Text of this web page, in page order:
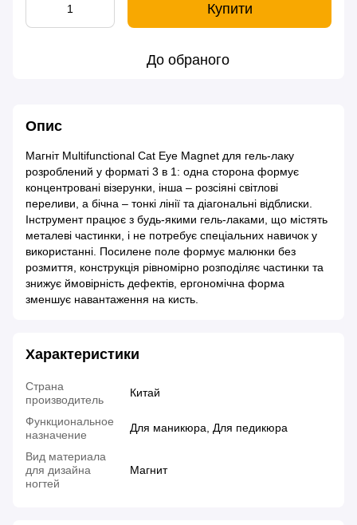
Купити
До обраного
Опис
Магніт Multifunctional Cat Eye Magnet для гель-лаку
розроблений у форматі 3 в 1: одна сторона формує
концентровані візерунки, інша – розсіяні світлові
переливи, а бічна – тонкі лінії та діагональні відблиски.
Інструмент працює з будь-якими гель-лаками, що містять
металеві частинки, і не потребує спеціальних навичок у
використанні. Посилене поле формує малюнки без
розмиття, конструкція рівномірно розподіляє частинки та
знижує ймовірність дефектів, ергономічна форма
зменшує навантаження на кисть.
Характеристики
Страна
производитель
Китай
Функциональное
назначение
Для маникюра, Для педикюра
Вид материала
для дизайна
ногтей
Магнит